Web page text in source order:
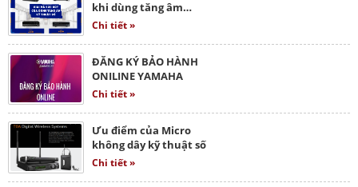
khi dùng tăng âm…
Chi tiết »
ĐĂNG KÝ BẢO HÀNH
ONILINE YAMAHA
Chi tiết »
Ưu điểm của Micro
không dây kỹ thuật số
Chi tiết »